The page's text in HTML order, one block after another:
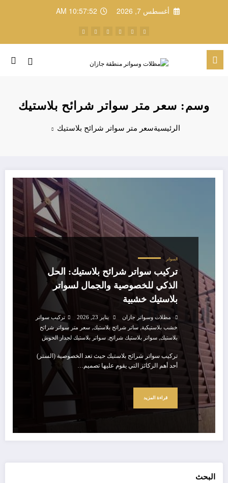
أغسطس 7, 2026 10:57:52 AM
وسم: سعر متر سواتر شرائح بلاستيك
الرئيسيةسعر متر سواتر شرائح بلاستيك
السواتر
تركيب سواتر شرائح بلاستيك: الحل
الذكي للخصوصية والجمال لسواتر
بلاستيك خشبية
مظلات وسواتر جازان يناير 23, 2026
تركيب سواتر
خشب بلاستيكية, ساتر شرائح بلاستيك, سعر متر سواتر شرائح
بلاستيك, سواتر بلاستيك شرائح, سواتر بلاستيك لجدار الحوش
تركيب سواتر شرائح بلاستيك حيث تعد الخصوصية (الستر)
أحد أهم الركائز التي يقوم عليها تصميم…
قراءة المزيد
البحث